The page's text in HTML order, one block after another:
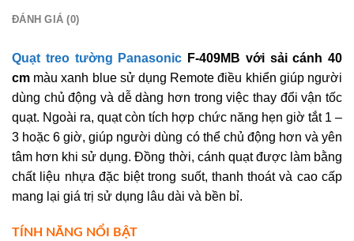
ĐÁNH GIÁ (0)
Quạt treo tường Panasonic F-409MB với sải cánh 40
cm màu xanh blue sử dụng Remote điều khiển giúp người
dùng chủ động và dễ dàng hơn trong việc thay đổi vận tốc
quạt. Ngoài ra, quạt còn tích hợp chức năng hẹn giờ tắt 1 –
3 hoặc 6 giờ, giúp người dùng có thể chủ động hơn và yên
tâm hơn khi sử dụng. Đồng thời, cánh quạt được làm bằng
chất liệu nhựa đặc biệt trong suốt, thanh thoát và cao cấp
mang lại giá trị sử dụng lâu dài và bền bỉ.
TÍNH NĂNG NỔI BẬT